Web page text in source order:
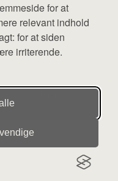
for at
relevant indhold
for at siden
irriterende.
en række
produkter fra
fra denne side - vi
Vi har heller ikke
forbeholdes.